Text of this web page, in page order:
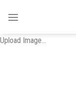
Upload Image...